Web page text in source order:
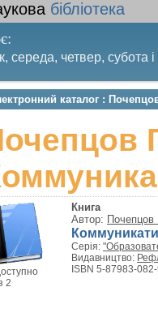
бібліотека
середа, четвер, субота
Останній четвер
каталог :
2
Книга
Автор: Почепцов
Серія:
Видавництво:
ISBN 5-87983-